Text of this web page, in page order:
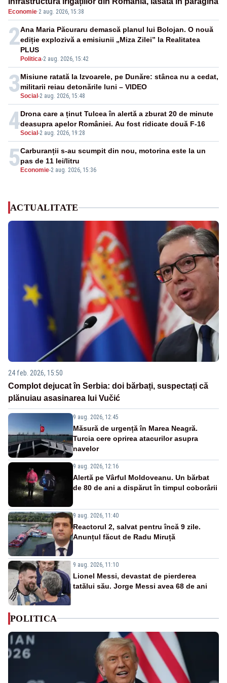
Economie·2 aug. 2026, 15:38
2
Politica-2 aug. 2026, 15:42
Ana Maria Păcuraru demască planul lui Bolojan. O nouă
ediție explozivă a emisiunii „Miza Zilei” la Realitatea
PLUS
3Social -2 aug. 2026, 15:48
Misiune ratată la Izvoarele, pe Dunăre: stânca nu a cedat,
militarii reiau detonările luni – VIDEO
4Social -2 aug. 2026, 19:28
Drona care a ținut Tulcea în alertă a zburat 20 de minute
deasupra apelor României. Au fost ridicate două F-16
5 Economie-2 aug. 2026, 15:36
Carburanții s-au scumpit din nou, motorina este la un
pas de 11 lei/litru
ACTUALITATE
24 feb. 2026, 15:50
Complot dejucat în Serbia: doi bărbați, suspectați că
plănuiau asasinarea lui Vučić
9 aug. 2026, 12:45
Măsură de urgență în Marea Neagră.
Turcia cere oprirea atacurilor asupra
navelor
9 aug. 2026, 12:16
Alertă pe Vârful Moldoveanu. Un bărbat
de 80 de ani a dispărut în timpul coborârii
9 aug. 2026, 11:40
Reactorul 2, salvat pentru încă 9 zile.
Anunțul făcut de Radu Miruță
9 aug. 2026, 11:10
Lionel Messi, devastat de pierderea
tatălui său. Jorge Messi avea 68 de ani
POLITICA